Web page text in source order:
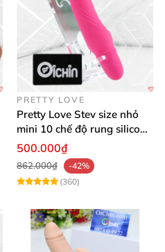
PRETTY LOVE
Pretty Love Stev size nhỏ
mini 10 chế độ rung silicone
mềm
500.000₫
862.000₫
-42%
(360)